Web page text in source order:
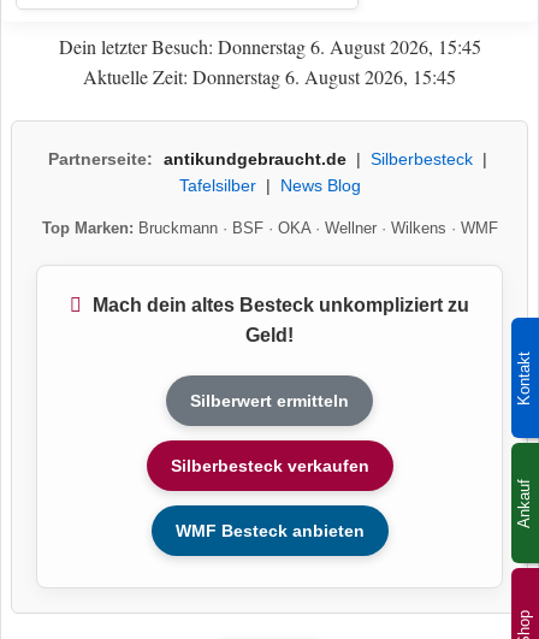
Shop
Kontakt
Ankauf
Dein letzter Besuch: Donnerstag 6. August 2026, 15:45
Aktuelle Zeit: Donnerstag 6. August 2026, 15:45
Partnerseite: antikundgebraucht.de| Silberbesteck|
Tafelsilber| News Blog
Top Marken: Bruckmann· BSF· OKA· Wellner· Wilkens · WMF
Mach dein altes Besteck unkompliziert zu
Geld!
Silberwert ermitteln
Silberbesteck verkaufen
WMF Besteck anbieten